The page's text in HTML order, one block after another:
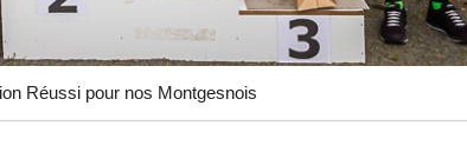
Réussi pour nos Montgesnois